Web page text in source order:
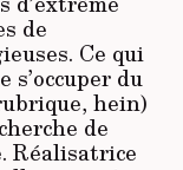
de
Ce qui
s’occuper du
hein)
de
Réalisatrice